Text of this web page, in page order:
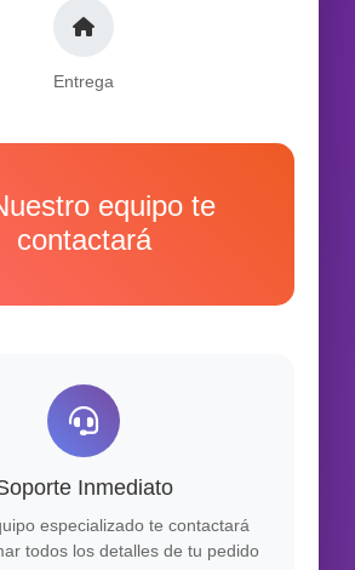
Entrega
equipo te
contactará
Inmediato
especializado te contactará
todos los detalles de tu pedido